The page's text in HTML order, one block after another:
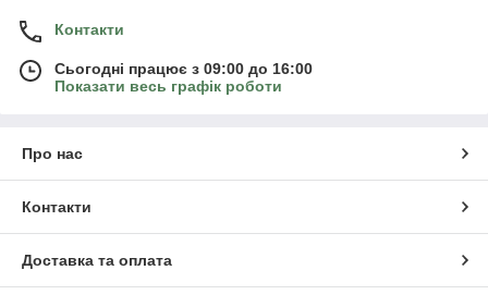
Контакти
Сьогодні працює з 09:00 до 16:00
Показати весь графік роботи
Про нас
Контакти
Доставка та оплата